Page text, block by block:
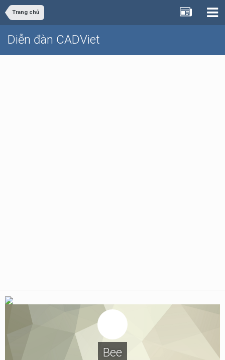
Trang chủ
Diễn đàn CADViet
Bee